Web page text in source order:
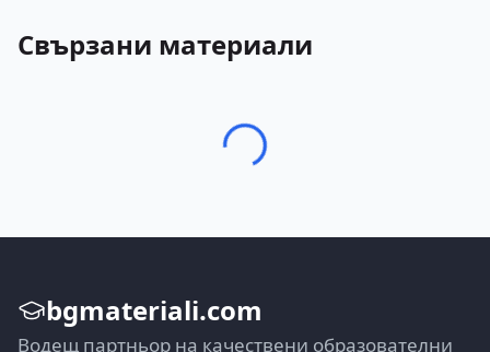
Свързани материали
bgmateriali.com
Водещ партньор на качествени образователни